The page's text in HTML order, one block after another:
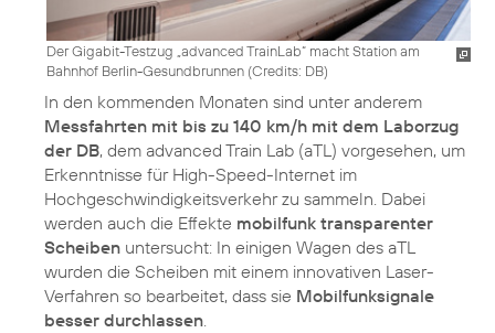
Der Gigabit-Testzug „advanced TrainLab“ macht Station am
Bahnhof Berlin-Gesundbrunnen (Credits: DB)
In den kommenden Monaten sind unter anderem
Messfahrten mit bis zu 140 km/h mit dem Laborzug
der DB, dem advanced Train Lab (aTL) vorgesehen, um
Erkenntnisse für High-Speed-Internet im
Hochgeschwindigkeitsverkehr zu sammeln. Dabei
werden auch die Effekte mobilfunk transparenter
Scheiben untersucht: In einigen Wagen des aTL
wurden die Scheiben mit einem innovativen Laser-
Verfahren so bearbeitet, dass sie Mobilfunksignale
besser durchlassen.